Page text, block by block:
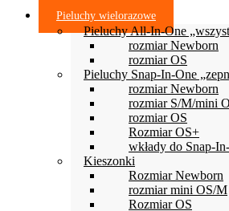
Pieluchy wielorazowe
Pieluchy All-In-One
rozmiar Newborn
rozmiar OS
Pieluchy Snap-In-One
rozmiar Newborn
rozmiar S/M/mini
rozmiar OS
Rozmiar OS+
wkłady do Snap-
Kieszonki
Rozmiar Newborn
rozmiar mini OS/M
Rozmiar OS